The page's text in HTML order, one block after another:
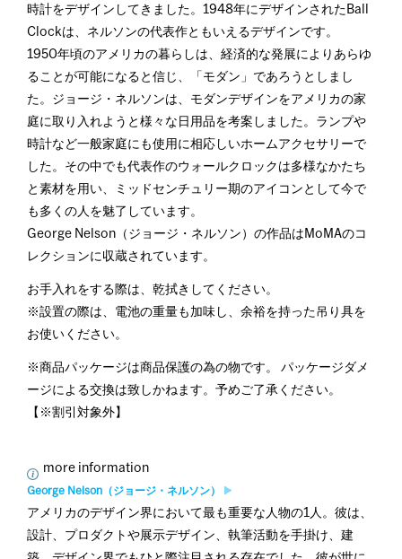
時計をデザインしてきました。1948年にデザインされたBall
Clockは、ネルソンの代表作ともいえるデザインです。
1950年頃のアメリカの暮らしは、経済的な発展によりあらゆ
ることが可能になると信じ、「モダン」であろうとしまし
た。ジョージ・ネルソンは、モダンデザインをアメリカの家
庭に取り入れようと様々な日用品を考案しました。ランプや
時計など一般家庭にも使用に相応しいホームアクセサリーで
した。その中でも代表作のウォールクロックは多様なかたち
と素材を用い、ミッドセンチュリー期のアイコンとして今で
も多くの人を魅了しています。
George Nelson（ジョージ・ネルソン）の作品はMoMAのコ
レクションに収蔵されています。
お手入れをする際は、乾拭きしてください。
※設置の際は、電池の重量も加味し、余裕を持った吊り具を
お使いください。
※商品パッケージは商品保護の為の物です。 パッケージダメ
ージによる交換は致しかねます。予めご了承ください。
【※割引対象外】
more information
George Nelson（ジョージ・ネルソン）
アメリカのデザイン界において最も重要な人物の1人。彼は、
設計、プロダクトや展示デザイン、執筆活動を手掛け、建